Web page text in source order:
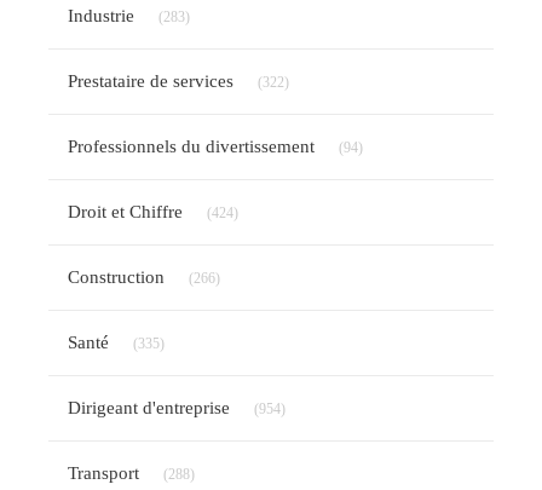
Industrie (283)
Prestataire de services (322)
Professionnels du divertissement (94)
Droit et Chiffre (424)
Construction (266)
Santé (335)
Dirigeant d'entreprise (954)
Transport (288)